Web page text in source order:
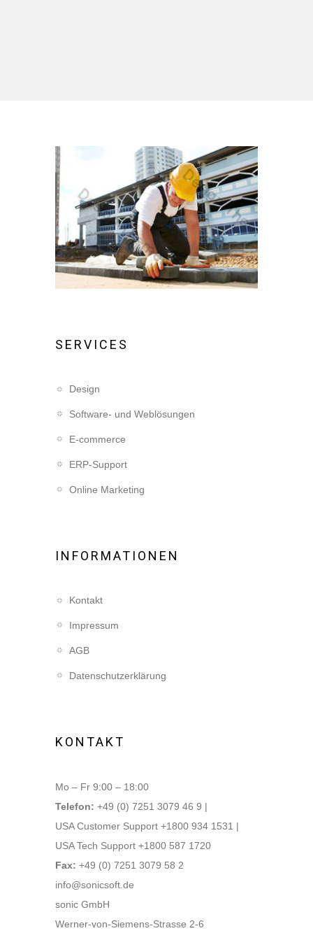
SERVICES
Design
Software- und Weblösungen
E-commerce
ERP-Support
Online Marketing
INFORMATIONEN
Kontakt
Impressum
AGB
Datenschutzerklärung
KONTAKT
Mo – Fr 9:00 – 18:00
Telefon: +49 (0) 7251 3079 46 9 |
USA Customer Support +1800 934 1531 |
USA Tech Support +1800 587 1720
Fax: +49 (0) 7251 3079 58 2
info@sonicsoft.de
sonic GmbH
Werner-von-Siemens-Strasse 2-6